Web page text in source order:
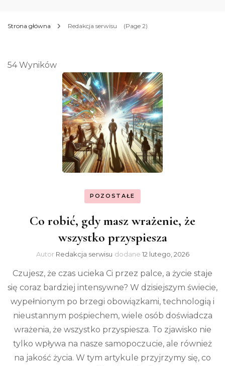
Strona główna Redakcja serwisu (Page 2)
54 Wyników
POZOSTAŁE
Co robić, gdy masz wrażenie, że
wszystko przyspiesza
Autor Redakcja serwisu dodane 12 lutego, 2026
Czujesz, że czas ucieka Ci przez palce, a życie staje
się coraz bardziej intensywne? W dzisiejszym świecie,
wypełnionym po brzegi obowiązkami, technologią i
nieustannym pośpiechem, wiele osób doświadcza
wrażenia, że wszystko przyspiesza. To zjawisko nie
tylko wpływa na nasze samopoczucie, ale również
na jakość życia. W tym artykule przyjrzymy się, co